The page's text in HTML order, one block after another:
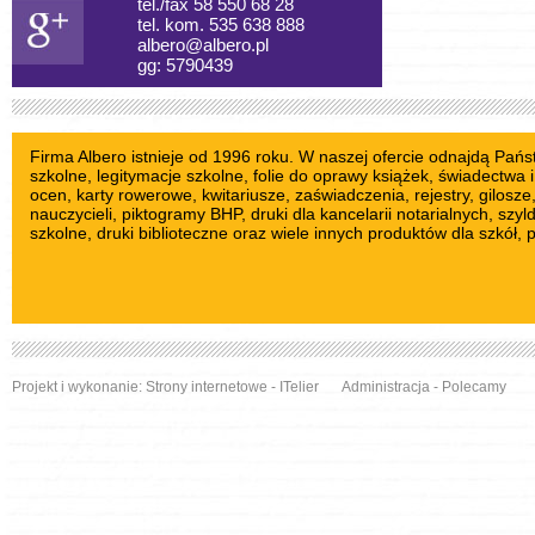
tel./fax 58 550 68 28
tel. kom. 535 638 888
albero@albero.pl
gg: 5790439
Firma Albero istnieje od 1996 roku. W naszej ofercie odnajdą
szkolne , legitymacje szkolne, folie do oprawy książek ,
ocen, karty rowerowe kwitariusze , zaświadczenia, rejestry, gilosze
nauczycieli piktogramy BHP, druki dla kancelarii notarialnych,
szkolne , druki biblioteczne oraz wiele innych produktów dla szkół,
Projekt i wykonanie: Strony internetowe - ITelier Administracja - Polecamy